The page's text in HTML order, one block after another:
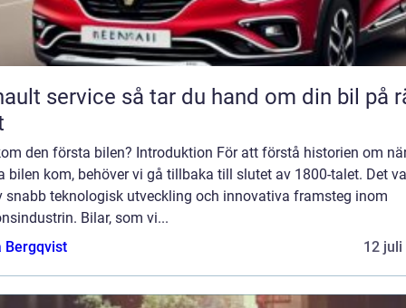
så tar du hand om din bil på rätt
den första bilen? Introduktion För att förstå historien om
bilen kom, behöver vi gå tillbaka till slutet av 1800-talet. Det
snabb teknologisk utveckling och innovativa framsteg inom
Bilar, som vi...
Bergqvist
12 juli